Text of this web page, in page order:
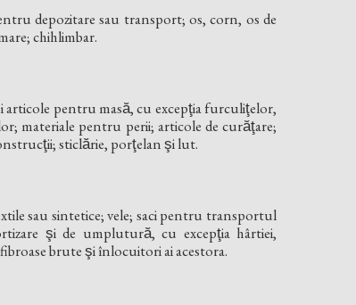
depozitare sau transport; os, corn, os de
chihlimbar.
articole pentru masă, cu excepţia furculiţelor,
materiale pentru perii; articole de curăţare;
sticlărie, porţelan şi lut.
sau sintetice; vele; saci pentru transportul
şi de umplutură, cu excepţia hârtiei,
brute şi înlocuitori ai acestora.